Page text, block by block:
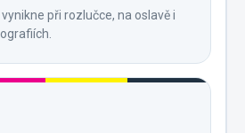
při rozlučce, na oslavě i